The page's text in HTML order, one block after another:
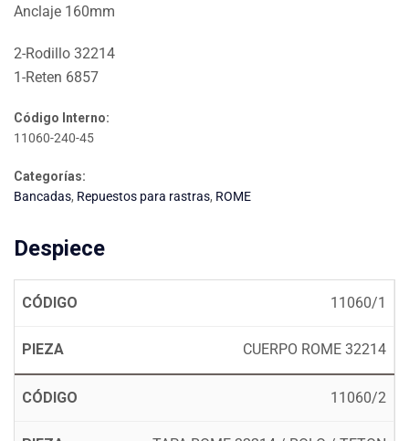
Anclaje 160mm
2-Rodillo 32214
1-Reten 6857
Código Interno:
11060-240-45
Categorías:
Bancadas, Repuestos para rastras, ROME
Despiece
11060/1
CUERPO ROME 32214
11060/2